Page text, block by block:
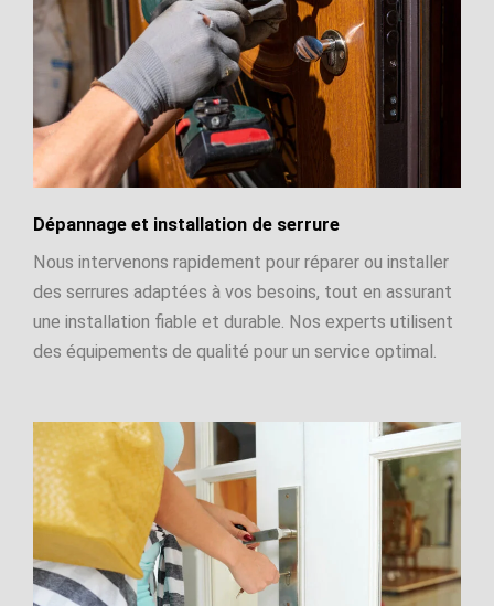
Dépannage et installation de serrure
Nous intervenons rapidement pour réparer ou installer
des serrures adaptées à vos besoins, tout en assurant
une installation fiable et durable. Nos experts utilisent
des équipements de qualité pour un service optimal.